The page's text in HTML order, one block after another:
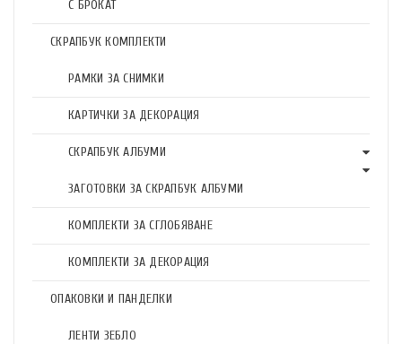
С БРОКАТ
СКРАПБУК КОМПЛЕКТИ
РАМКИ ЗА СНИМКИ
КАРТИЧКИ ЗА ДЕКОРАЦИЯ
СКРАПБУК АЛБУМИ
ЗАГОТОВКИ ЗА СКРАПБУК АЛБУМИ
КОМПЛЕКТИ ЗА СГЛОБЯВАНЕ
КОМПЛЕКТИ ЗА ДЕКОРАЦИЯ
ОПАКОВКИ И ПАНДЕЛКИ
ЛЕНТИ ЗЕБЛО